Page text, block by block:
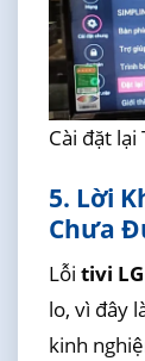
Cài đặt
5. Lời
Chưa
Lỗi tivi
lo, vì đây
kinh